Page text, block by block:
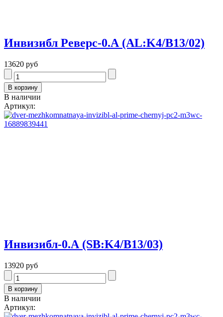
Инвизибл Реверс-0.А (AL:K4/В13/02)
13620 руб
В наличии
Артикул:
Инвизибл-0.А (SB:K4/В13/03)
13920 руб
В наличии
Артикул: